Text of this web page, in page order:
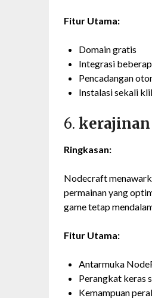
Fitur Utama:
Domain gratis
Integrasi
Pencadangan
Instalasi sekali
6.
Ringkasan:
Nodecraft
permainan yang
game tetap
Fitur Utama:
Antarmuka
Perangkat keras
Kemampuan